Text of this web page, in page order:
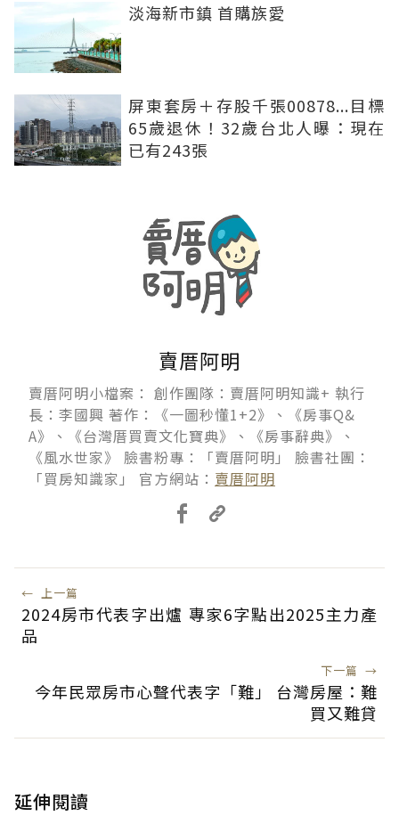
淡海新市鎮 首購族愛
屏東套房＋存股千張00878...目標
65歲退休！32歲台北人曝：現在
已有243張
賣厝阿明
賣厝阿明小檔案： 創作團隊：賣厝阿明知識+ 執行
長：李國興 著作：《一圖秒懂1+2》、《房事Q&
A》、《台灣厝買賣文化寶典》、《房事辭典》、
《風水世家》 臉書粉專：「賣厝阿明」 臉書社團：
「買房知識家」 官方網站： 賣厝阿明
← 上一篇
2024房市代表字出爐 專家6字點出2025主力產
品
下一篇 →
今年民眾房市心聲代表字「難」 台灣房屋：難
買又難貸
延伸閱讀